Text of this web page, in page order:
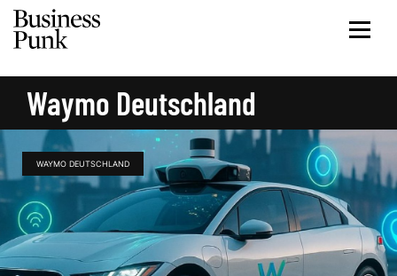
Waymo Deutschland
WAYMO DEUTSCHLAND